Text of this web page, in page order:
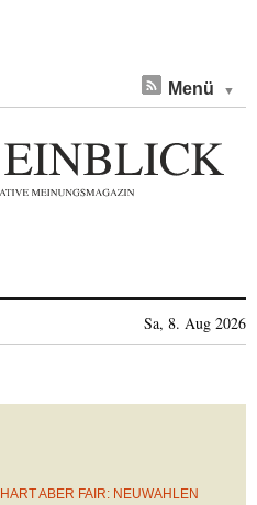
Menü
Sa, 8. Aug 2026
HART ABER FAIR: NEUWAHLEN